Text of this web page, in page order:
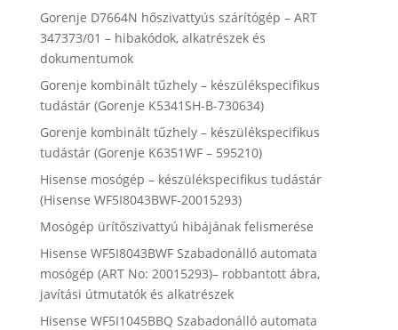
Gorenje D7664N hőszivattyús szárítógép – ART
347373/01 – hibakódok, alkatrészek és
dokumentumok
Gorenje kombinált tűzhely – készülékspecifikus
tudástár (Gorenje K5341SH-B-730634)
Gorenje kombinált tűzhely – készülékspecifikus
tudástár (Gorenje K6351WF – 595210)
Hisense mosógép – készülékspecifikus tudástár
(Hisense WF5I8043BWF-20015293)
Mosógép ürítőszivattyú hibájának felismerése
Hisense WF5I8043BWF Szabadonálló automata
mosógép (ART No: 20015293)– robbantott ábra,
javítási útmutatók és alkatrészek
Hisense WF5I1045BBQ Szabadonálló automata